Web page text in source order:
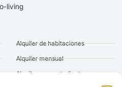
living
Alquiler de habitaciones
Alquiler mensual
Alquiler para estudiantes